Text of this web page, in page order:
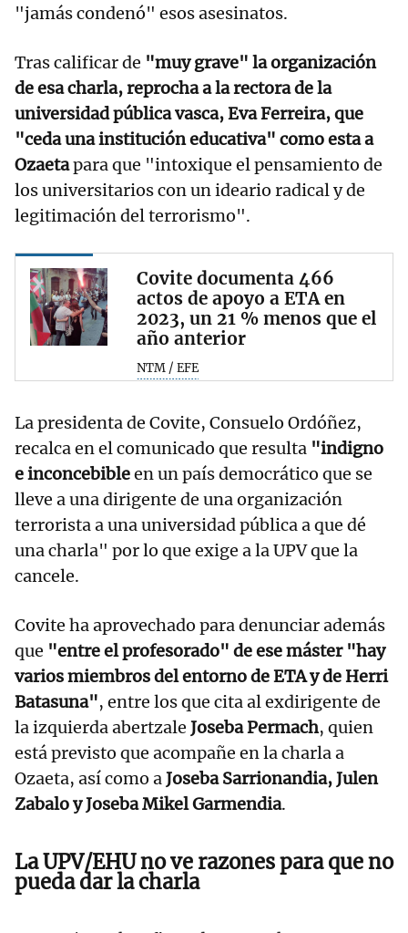
"jamás condenó" esos asesinatos.
Tras calificar de "muy grave" la organización
de esa charla, reprocha a la rectora de la
universidad pública vasca, Eva Ferreira, que
"ceda una institución educativa" como esta a
Ozaetapara que "intoxique el pensamiento de
los universitarios con un ideario radical y de
legitimación del terrorismo".
Covite documenta 466
actos de apoyo a ETA en
2023, un 21 % menos que el
año anterior
NTM / EFE
La presidenta de Covite, Consuelo Ordóñez,
recalca en el comunicado que resulta "indigno
e inconcebibleen un país democrático que se
lleve a una dirigente de una organización
terrorista a una universidad pública a que dé
una charla" por lo que exige a la UPV que la
cancele.
Covite ha aprovechado para denunciar además
que "entre el profesorado" de ese máster "hay
varios miembros del entorno de ETA y de Herri
Batasuna", entre los que cita al exdirigente de
la izquierda abertzale Joseba Permach, quien
está previsto que acompañe en la charla a
Ozaeta, así como aJoseba Sarrionandia, Julen
Zabalo y Joseba Mikel Garmendia.
La UPV/EHU no ve razones para que no
pueda dar la charla